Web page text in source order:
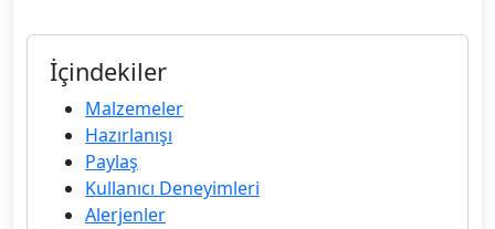
İçindekiler
Malzemeler
Hazırlanışı
Paylaş
Kullanıcı Deneyimleri
Alerjenler